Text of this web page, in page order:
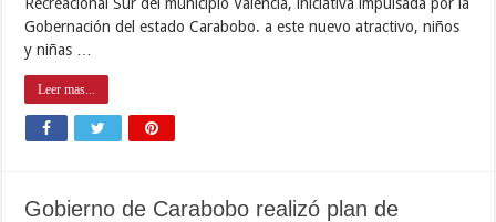
Gobernación del estado Carabobo. a este nuevo atractivo, niños
y niñas …
Leer mas...
Gobierno de Carabobo realizó plan de